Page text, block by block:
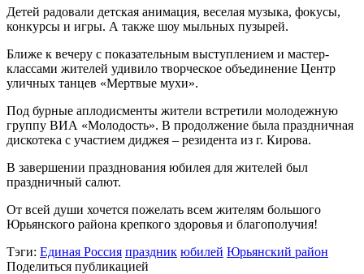
Детей радовали детская анимация, веселая музыка, фокусы,
конкурсы и игры. А также шоу мыльных пузырей.
Ближе к вечеру с показательным выступлением и мастер-
классами жителей удивило творческое объединение Центр
уличных танцев «Мертвые мухи».
Под бурные аплодисменты жители встретили молодежную
группу ВИА «Молодость». В продолжение была праздничная
дискотека с участием диджея – резидента из г. Кирова.
В завершении празднования юбилея для жителей был
праздничный салют.
От всей души хочется пожелать всем жителям большого
Юрьянского района крепкого здоровья и благополучия!
Тэги: Единая Россия праздник юбилей Юрьянский район
Поделиться публикацией